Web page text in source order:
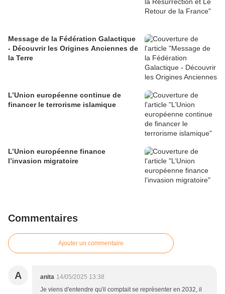
Message de la Fédération Galactique
- Découvrir les Origines Anciennes de
la Terre
L’Union européenne continue de
financer le terrorisme islamique
L’Union européenne finance
l’invasion migratoire
Commentaires
Ajouter un commentaire
A anita 14/05/2025 13:38
Je viens d'entendre qu'il comptait se représenter en 2032, il